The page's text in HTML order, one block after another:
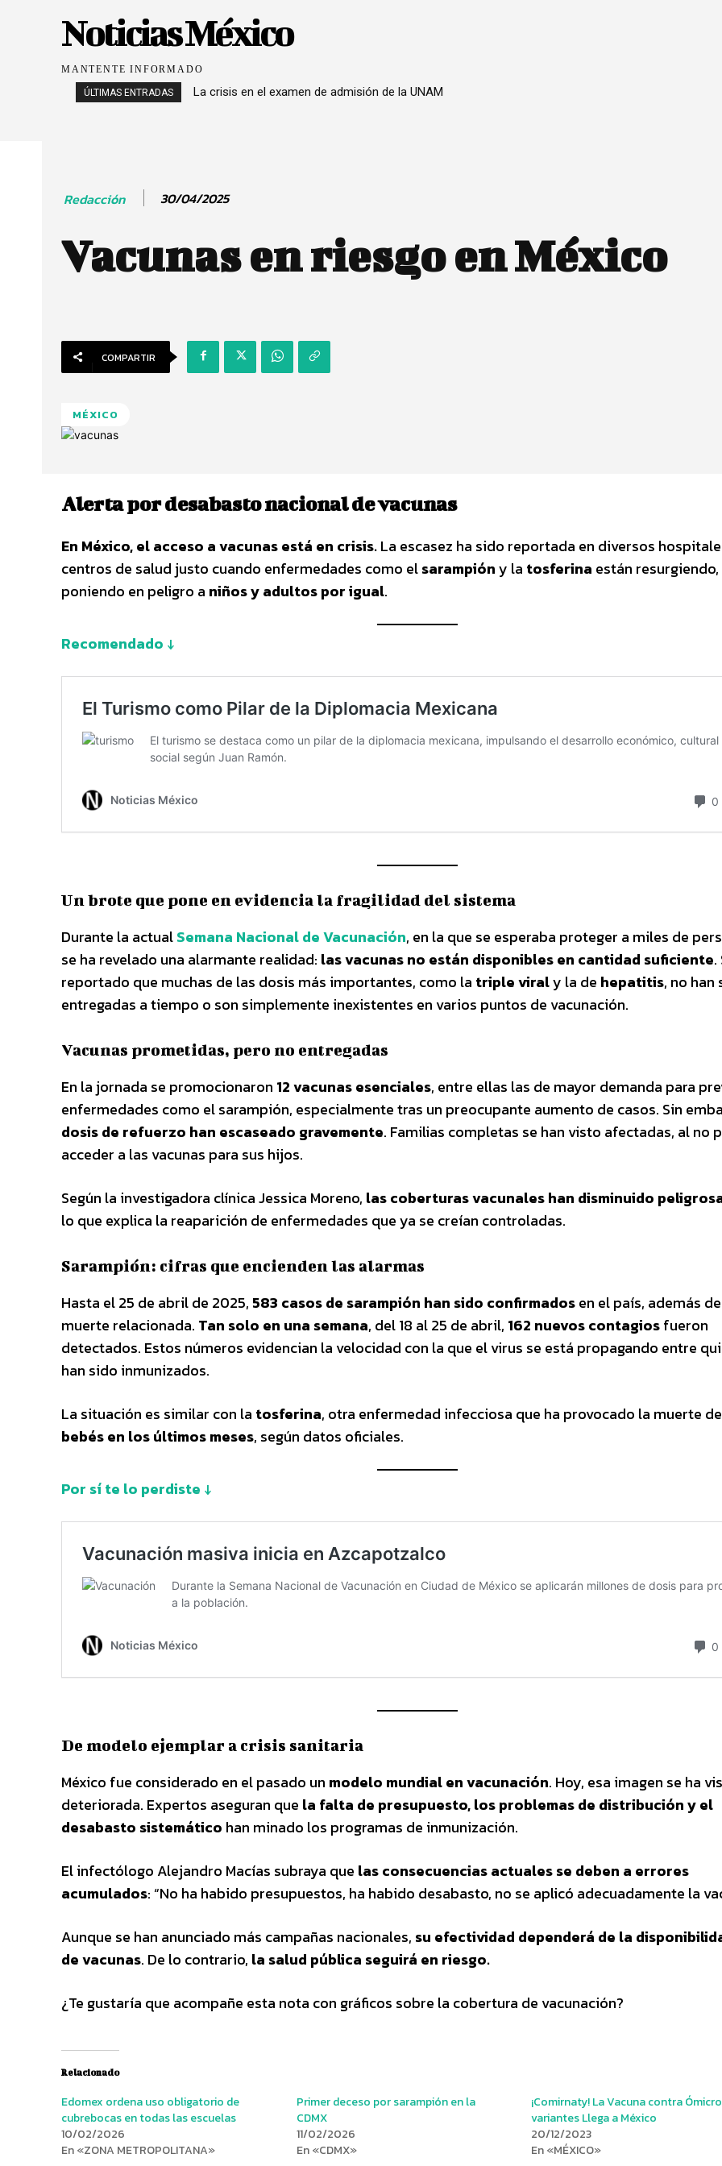
Noticias México
MANTENTE INFORMADO
ÚLTIMAS ENTRADAS La crisis en el examen de admisión de la UNAM
Redacción 30/04/2025
Vacunas en riesgo en México
COMPARTIR
MÉXICO
Alerta por desabasto nacional de vacunas
En México, el acceso a vacunas está en crisis.La escasez ha sido reportada en diversos
centros de salud justo cuando enfermedades como elsarampióny la tosferina están resurgiendo,
poniendo en peligro a niños y adultos por igual.
Recomendado ↓
Un brote que pone en evidencia la fragilidad del sistema
Durante la actualSemana Nacional de Vacunación, en la que se esperaba proteger a miles de
se ha revelado una alarmante realidad: las vacunas no están disponibles en cantidad suficiente.
reportado que muchas de las dosis más importantes, como la triple viraly la de hepatitis, no han
entregadas a tiempo o son simplemente inexistentes en varios puntos de vacunación.
Vacunas prometidas, pero no entregadas
En la jornada se promocionaron 12 vacunas esenciales, entre ellas las de mayor demanda para
enfermedades como el sarampión, especialmente tras un preocupante aumento de casos. Sin
dosis de refuerzo han escaseado gravemente. Familias completas se han visto afectadas, al no
acceder a las vacunas para sus hijos.
Según la investigadora clínica Jessica Moreno, las coberturas vacunales han disminuido
lo que explica la reaparición de enfermedades que ya se creían controladas.
Sarampión: cifras que encienden las alarmas
Hasta el 25 de abril de 2025, 583 casos de sarampión han sido confirmadosen el país, además
muerte relacionada. Tan solo en una semana, del 18 al 25 de abril, 162 nuevos contagiosfueron
detectados. Estos números evidencian la velocidad con la que el virus se está propagando entre
han sido inmunizados.
La situación es similar con la tosferina, otra enfermedad infecciosa que ha provocado la muerte
bebés en los últimos meses, según datos oficiales.
Por sí te lo perdiste ↓
De modelo ejemplar a crisis sanitaria
México fue considerado en el pasado un modelo mundial en vacunación. Hoy, esa imagen se ha
deteriorada. Expertos aseguran que la falta de presupuesto, los problemas de distribución y el
desabasto sistemático han minado los programas de inmunización.
El infectólogo Alejandro Macías subraya que las consecuencias actuales se deben a errores
acumulados: “No ha habido presupuestos, ha habido desabasto, no se aplicó adecuadamente la
Aunque se han anunciado más campañas nacionales, su efectividad dependerá de la
de vacunas. De lo contrario, la salud pública seguirá en riesgo.
¿Te gustaría que acompañe esta nota con gráficos sobre la cobertura de vacunación?
Relacionado
Edomex ordena uso obligatorio de
cubrebocas en todas las escuelas
10/02/2026
En «ZONA METROPOLITANA»
Primer deceso por sarampión en la
CDMX
11/02/2026
En «CDMX»
¡Comirnaty! La Vacuna contra
variantes Llega a México
20/12/2023
En «MÉXICO»